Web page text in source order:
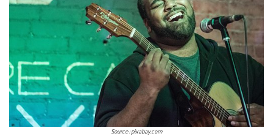
Source : pixabay.com